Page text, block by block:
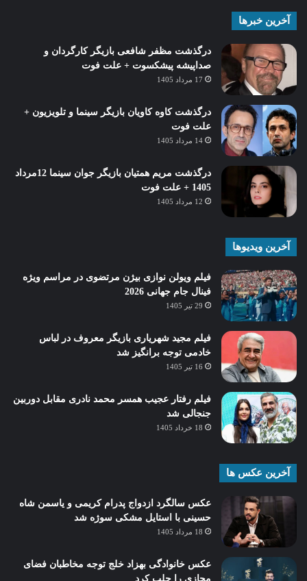
آخرین خبرها
درگذشت مظفر شافعی بازیگر کارگردان و
صداپیشه پیشکسوت + علت فوت
17 مرداد 1405
درگذشت کاوه کاویان بازیگر سینما و تلویزیون +
علت فوت
14 مرداد 1405
درگذشت مریم همتیان بازیگر جوان سینما 12مرداد
1405 + علت فوت
12 مرداد 1405
آخرین ویدیوها
فیلم ویولن نوازی بیژن مرتضوی در مراسم ویژه
فینال جام جهانی 2026
29 تیر 1405
فیلم مجید شهریاری بازیگر معروف در لباس
خادمی توجه برانگیز شد
16 تیر 1405
فیلم رفتار عجیب همسر محمد نادری مقابل دوربین
جنجالی شد
18 خرداد 1405
آخرین عکس ها
عکس سالگرد ازدواج پدرام کریمی و یاسمن شاه‌
حسینی با استایل مشکی سوژه شد
18 مرداد 1405
عکس خانوادگی بهزاد خلج توجه مخاطبان فضای
مجازی را جلب کرد